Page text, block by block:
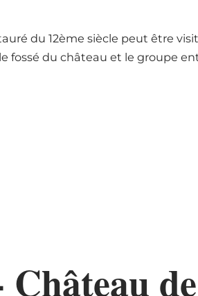
du 12ème siècle peut être
fossé du château et le groupe
Château